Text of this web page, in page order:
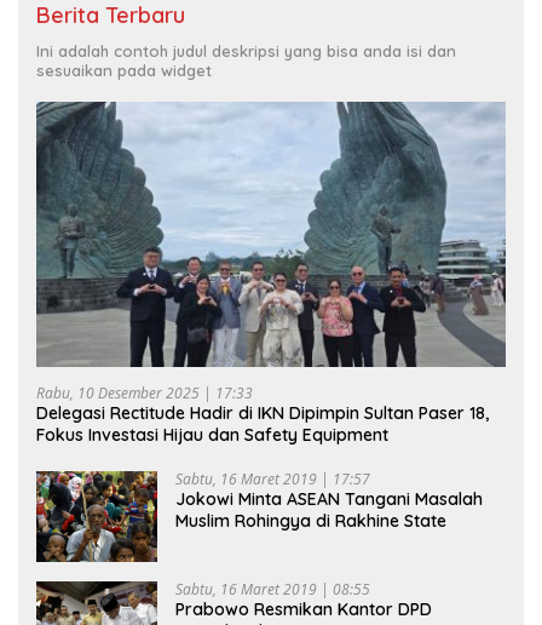
Berita Terbaru
Ini adalah contoh judul deskripsi yang bisa anda isi dan
sesuaikan pada widget
Rabu, 10 Desember 2025 | 17:33
Delegasi Rectitude Hadir di IKN Dipimpin Sultan Paser 18,
Fokus Investasi Hijau dan Safety Equipment
Sabtu, 16 Maret 2019 | 17:57
Jokowi Minta ASEAN Tangani Masalah
Muslim Rohingya di Rakhine State
Sabtu, 16 Maret 2019 | 08:55
Prabowo Resmikan Kantor DPD